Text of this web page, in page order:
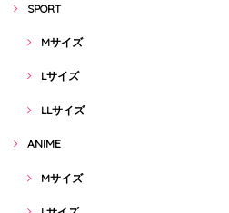
SPORT
Mサイズ
Lサイズ
LLサイズ
ANIME
Mサイズ